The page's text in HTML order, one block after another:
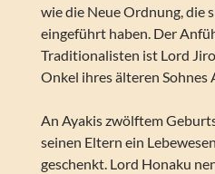
wie die Neue Ordnung, die
eingeführt haben. Der
Traditionalisten ist Lord
Onkel ihres älteren Sohnes
An Ayakis zwölftem
seinen Eltern ein
geschenkt. Lord Honaku